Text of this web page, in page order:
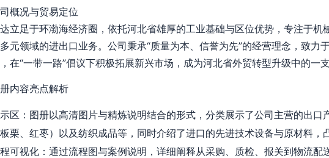
概况与贸易定位
立足于环渤海经济圈，依托河北省雄厚的工业基础与区位优势，专注于
元领域的进出口业务。公司秉承“质量为本、信誉为先”的经营理念，致力
在“一带一路”倡议下积极拓展新兴市场，成为河北省外贸转型升级中的一支
内容亮点解析
区：图册以高清图片与精炼说明结合的形式，分类展示了公司主营的出
栗、红枣）以及纺织成品等，同时介绍了进口的先进技术设备与原材料，
可视化：通过流程图与案例说明，详细阐释从采购、质检、报关到物流